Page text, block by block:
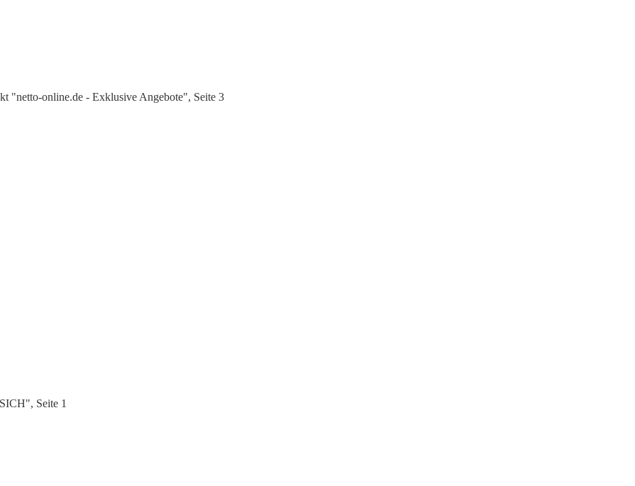
"netto-online.de - Exklusive Angebote", Seite 3
Seite 1